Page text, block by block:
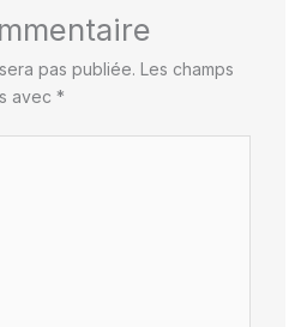
pas publiée. Les champs
avec *